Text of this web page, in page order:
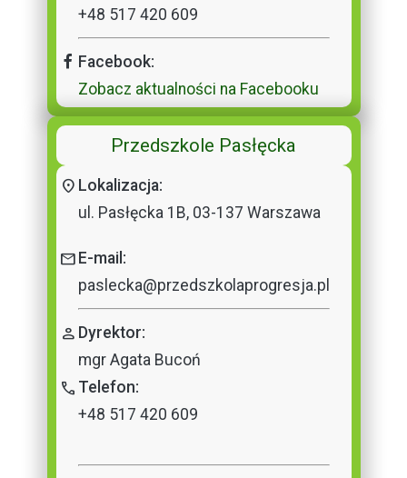
+48 517 420 609
Facebook:
Zobacz aktualności na Facebooku
Przedszkole Pasłęcka
location_on Lokalizacja:
ul. Pasłęcka 1B, 03-137 Warszawa
mail E-mail:
paslecka@przedszkolaprogresja.pl
person Dyrektor:
mgr Agata Bucoń
call Telefon:
+48 517 420 609